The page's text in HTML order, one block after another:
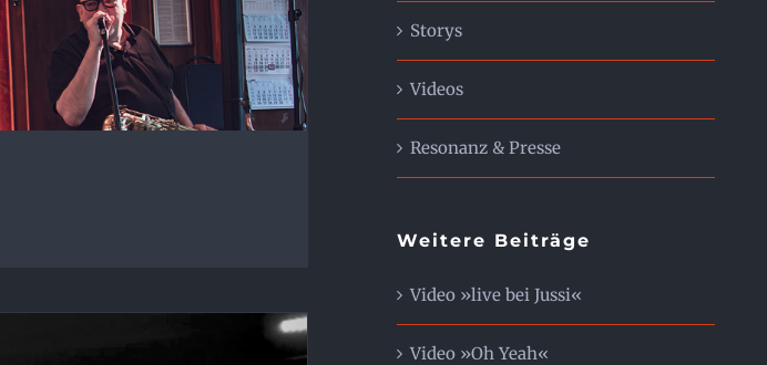
Storys
Videos
Resonanz & Presse
Weitere Beiträge
Video »live bei Jussi«
Video »Oh Yeah«